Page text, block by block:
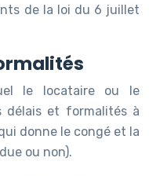
de la loi du 6 juillet
le locataire ou le
délais et formalités à
donne le congé et la
ou non).